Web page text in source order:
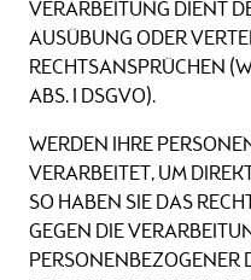
VERARBEITUNG DIENT
AUSÜBUNG ODER
RECHTSANSPRÜCHEN
ABS. 1 DSGVO).
WERDEN IHRE
VERARBEITET, UM
SO HABEN SIE DAS
GEGEN DIE
PERSONENBEZOGENER